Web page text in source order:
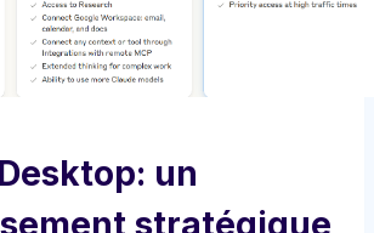
un
stratégique